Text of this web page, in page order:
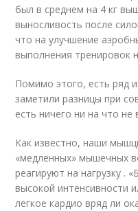
был в среднем на 4 кг
выносливость после
что на улучшение
выполнения тренировок
Помимо этого, есть ряд
заметили разницы при
есть ничего ни на что
Как известно, наши
«медленных» мышечных
реагируют на нагрузку .
высокой интенсивности
легкое кардио вряд ли